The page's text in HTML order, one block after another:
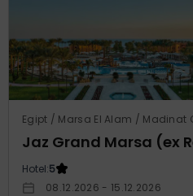
Hotel:5
08.12.2026 - 15.12.2026